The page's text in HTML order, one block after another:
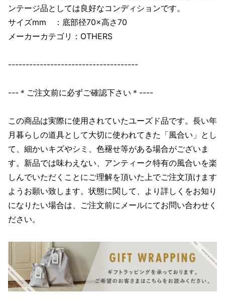
ンテージ品としては良好なコンディションです。
サイズmm ：底部径70×高さ70
メーカーカテゴリ：OTHERS
-------------------------------------
---＊ご注文前に必ずご確認下さい＊----
この商品は実際に使用されていたユーズド品です。長い年
月暮らしの道具として大切に使われてきた「風合い」とし
て、細かいキズやシミ、色褪せ等がある場合がございま
す。新品では味わえない、アンティーク特有の風合いを楽
しんでいただくことにご理解を頂いた上でご注文頂けます
ようお願い致します。状態に関して、より詳しくをお知り
になりたい場合は、ご注文前にメールにてお問い合わせく
ださい。